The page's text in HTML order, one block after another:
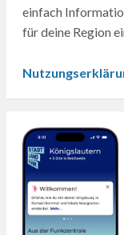
einfach
für deine Region